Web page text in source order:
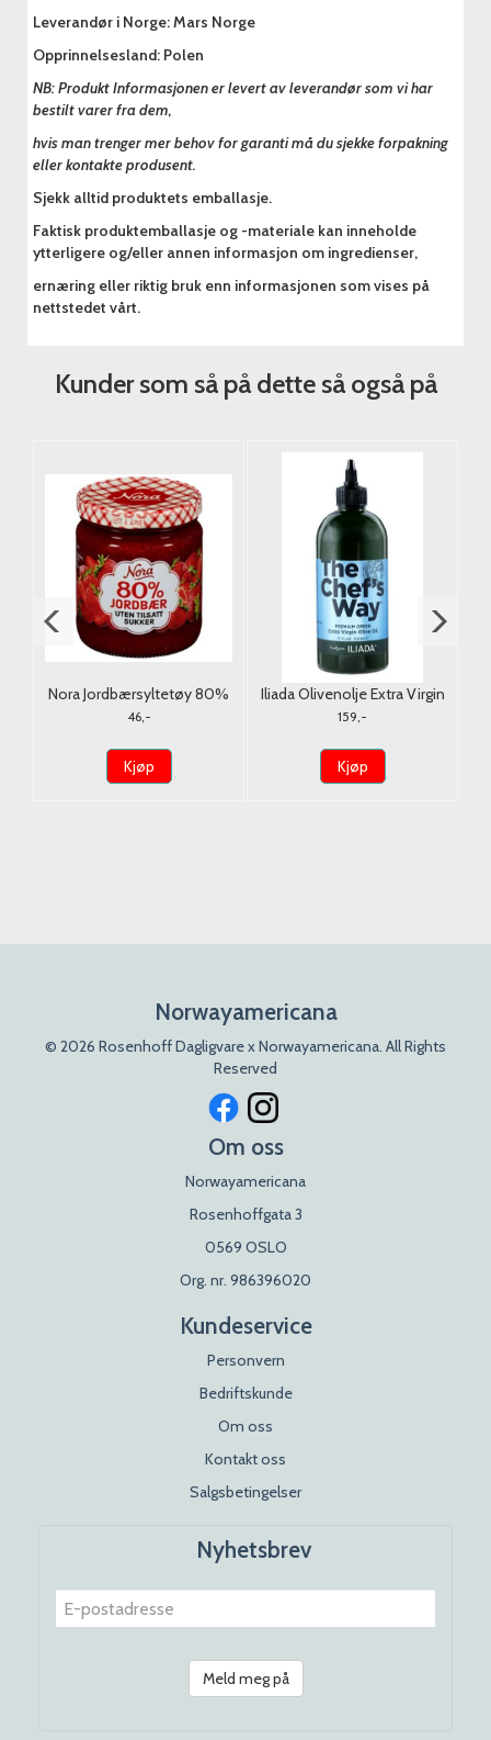
Leverandør i Norge: Mars Norge
Opprinnelsesland: Polen
NB: Produkt Informasjonen er levert av leverandør som vi har
bestilt varer fra dem,
hvis man trenger mer behov for garanti må du sjekke forpakning
eller kontakte produsent.
Sjekk alltid produktets emballasje.
Faktisk produktemballasje og -materiale kan inneholde
ytterligere og/eller annen informasjon om ingredienser,
ernæring eller riktig bruk enn informasjonen som vises på
nettstedet vårt.
Kunder som så på dette så også på
Nora Jordbærsyltetøy 80%
u/Tilsatt Sukker 275g.
46,-
Kjøp
Iliada Olivenolje Extra Virgin
Squeeze 500ml.
159,-
Kjøp
Norwayamericana
© 2026 Rosenhoff Dagligvare x Norwayamericana. All Rights
Reserved
Om oss
Norwayamericana
Rosenhoffgata 3
0569 OSLO
Org. nr. 986396020
Kundeservice
Personvern
Bedriftskunde
Om oss
Kontakt oss
Salgsbetingelser
Nyhetsbrev
Meld meg på